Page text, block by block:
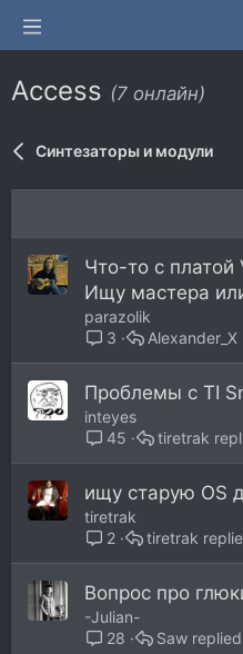
Access (7 онлайн)
Синтезаторы и модули
Что-то с платой
Ищу мастера
parazolik
3
Alexander_X
Проблемы с TI
inteyes
45
tiretrak
ищу старую OS
tiretrak
2
tiretrak
Вопрос про
-Julian-
28
Saw